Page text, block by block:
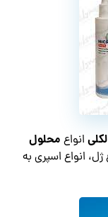
انواع محلول
ژل، انواع اسپری به